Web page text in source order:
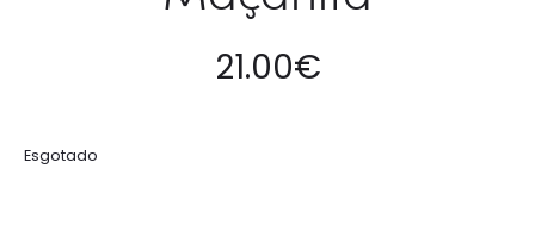
21.00€
Esgotado